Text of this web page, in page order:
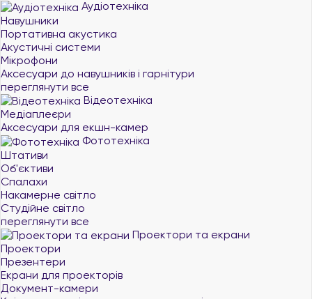
Аудіотехніка
Навушники
Портативна акустика
Акустичні системи
Мікрофони
Аксесуари до навушників і гарнітури
переглянути все
Відеотехніка
Медіаплеєри
Аксесуари для екшн-камер
Фототехніка
Штативи
Об'єктиви
Спалахи
Накамерне світло
Студійне світло
переглянути все
Проектори та екрани
Проектори
Презентери
Екрани для проекторів
Документ-камери